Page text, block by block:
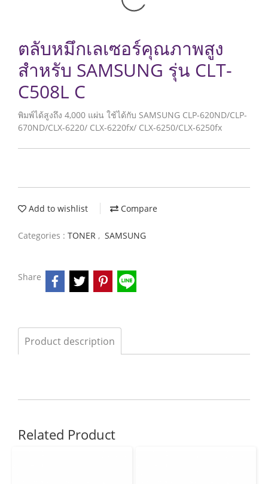
ตลับหมึกเลเซอร์คุณภาพสูง
สำหรับ SAMSUNG รุ่น CLT-
C508L C
พิมพ์ได้สูงถึง 4,000 แผ่น ใช้ได้กับ SAMSUNG CLP-620ND/CLP-
670ND/CLX-6220/ CLX-6220fx/ CLX-6250/CLX-6250fx
Add to wishlist Compare
Categories : TONER , SAMSUNG
Share
Product description
Related Product